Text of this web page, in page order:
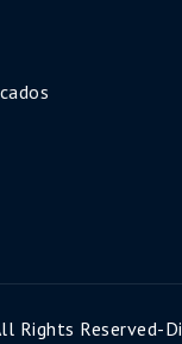
Rights Reserved-